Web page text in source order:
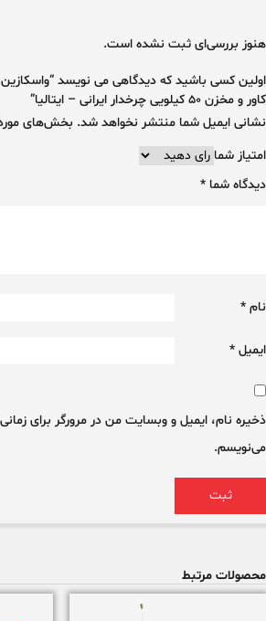
هنوز بررسی‌ای ثبت نشده است.
کاور و مخزن 50 کیلویی چرخدار ایرانی – ایتالیا”
نشانی ایمیل شما منتشر نخواهد شد. بخش‌های
امتیاز شما
دیدگاه شما *
نام *
ایمیل *
ذخیره نام، ایمیل و وبسایت من در مرورگر برای
می‌نویسم.
محصولات مرتبط